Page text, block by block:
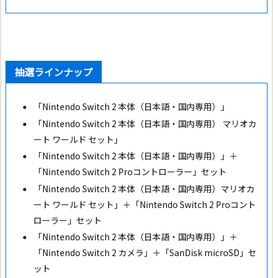
抽選ラインナップ
「Nintendo Switch 2 本体（日本語・国内専用）」
「Nintendo Switch 2 本体（日本語・国内専用） マリオカ
ート ワールド セット」
「Nintendo Switch 2 本体（日本語・国内専用）」＋
「Nintendo Switch 2 Proコントローラー」セット
「Nintendo Switch 2 本体（日本語・国内専用）マリオカ
ート ワールド セット」＋「Nintendo Switch 2 Proコント
ローラー」セット
「Nintendo Switch 2 本体（日本語・国内専用）」＋
「Nintendo Switch 2 カメラ」＋「SanDisk microSD」セ
ット